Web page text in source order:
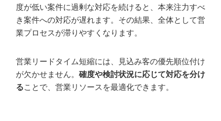
度が低い案件に過剰な対応を続けると、本来注力すべ
き案件への対応が遅れます。その結果、全体として営
業プロセスが滞りやすくなります。
営業リードタイム短縮には、見込み客の優先順位付け
が欠かせません。 確度や検討状況に応じて対応を分け
ることで、営業リソースを最適化できます。